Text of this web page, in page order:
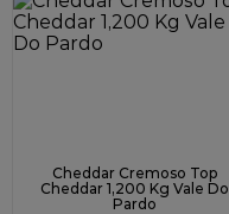
Cheddar Cremoso Top
Cheddar 1,200 Kg Vale Do
Pardo